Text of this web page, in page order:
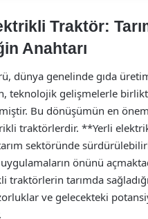
Traktör:
Anahtarı
dünya genelinde gıda
teknolojik gelişmelerle
Bu dönüşümün en
traktörlerdir. **Yerli
sektöründe
önünü
traktörlerin tarımda
zorluklar ve gelecekteki